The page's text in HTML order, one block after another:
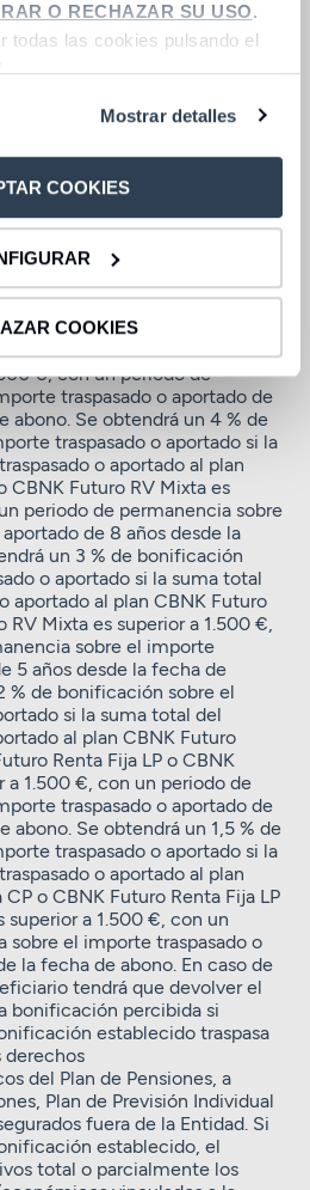
O RECHAZAR SU USO.
todas las cookies pulsando el
Mostrar detalles
COOKIES
COOKIES
Renta Fija Mixta, CBNK Futuro
Futuro Renta Variable y
vez el traspaso externo o la
se recibirá la bonificación
días del mes siguiente a
traspasado o aportado si la
o aportado al plan
es superior a 1.500 €, con
sobre el importe traspasado
la fecha de abono. Se
sobre el importe
la suma total del importe
€, con un periodo de
traspasado o aportado de
abono. Se obtendrá un 4 % de
traspasado o aportado si la
o aportado al plan
CBNK Futuro RV Mixta es
periodo de permanencia sobre
de 8 años desde la
un 3 % de bonificación
o aportado si la suma total
aportado al plan CBNK Futuro
RV Mixta es superior a 1.500 €,
sobre el importe
5 años desde la fecha de
% de bonificación sobre el
si la suma total del
al plan CBNK Futuro
Renta Fija LP o CBNK
a 1.500 €, con un periodo de
traspasado o aportado de
abono. Se obtendrá un 1,5 % de
traspasado o aportado si la
o aportado al plan
o CBNK Futuro Renta Fija LP
superior a 1.500 €, con un
sobre el importe traspasado o
la fecha de abono. En caso de
tendrá que devolver el
bonificación percibida si
establecido traspasa
del Plan de Pensiones, a
Plan de Previsión Individual
fuera de la Entidad. Si
establecido, el
total o parcialmente los